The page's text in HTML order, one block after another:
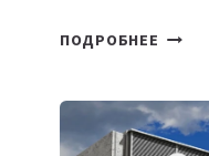
ПОДРОБНЕЕ
ЗАДАЧИ